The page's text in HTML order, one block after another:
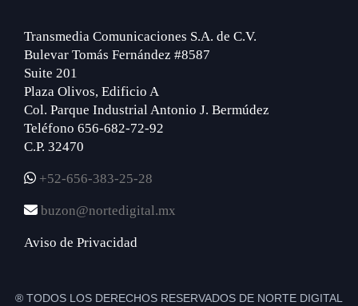
Transmedia Comunicaciones S.A. de C.V.
Bulevar Tomás Fernández #8587
Suite 201
Plaza Olivos, Edificio A
Col. Parque Industrial Antonio J. Bermúdez
Teléfono 656-682-72-92
C.P. 32470
+52-656-383-25-28
buzon@nortedigital.mx
Aviso de Privacidad
® TODOS LOS DERECHOS RESERVADOS DE NORTE DIGITAL